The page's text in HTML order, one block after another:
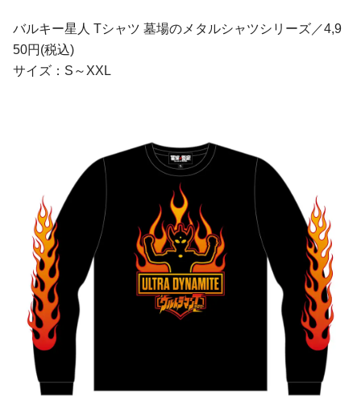
バルキー星人 Tシャツ 墓場のメタルシャツシリーズ／4,9
50円(税込)
サイズ：S～XXL